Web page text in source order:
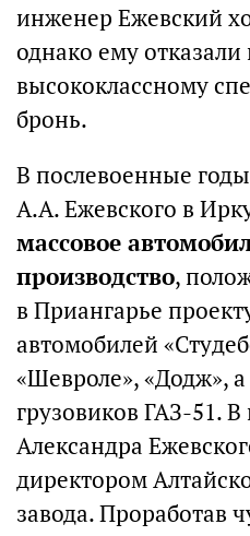
инженер Ежевский
однако ему отказали
высококлассному
бронь.
В послевоенные
А.А. Ежевского в
массовое
производство,
в Приангарье
автомобилей
«Шевроле», «Додж», а
грузовиков ГАЗ-51. В
Александра
директором
завода. Проработав